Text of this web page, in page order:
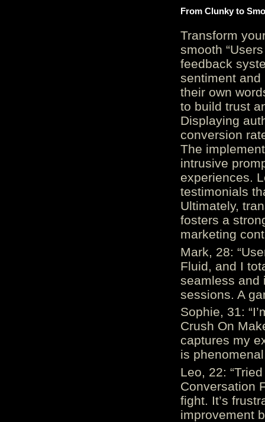
From Clunky to
Transform
smooth
feedback
sentiment and
their own
to build trust
Displaying
conversion
The
intrusive
experiences.
testimonials
Ultimately,
fosters a
marketing
Mark, 28:
Fluid, and I
seamless and
sessions. A
Sophie, 31:
Crush On
captures my
is
Leo, 22:
Conversation
fight. It’s
improvement